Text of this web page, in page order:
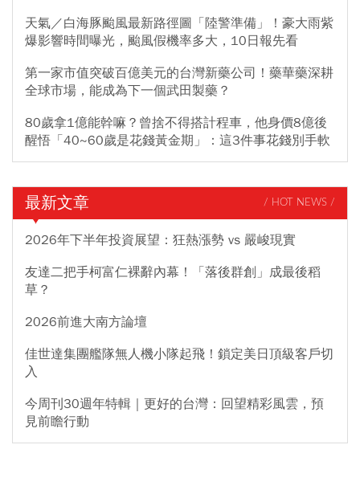
天氣／白海豚颱風最新路徑圖「陸警準備」！豪大雨紫
爆影響時間曝光，颱風假機率多大，10日報先看
第一家市值突破百億美元的台灣新藥公司！藥華藥深耕
全球市場，能成為下一個武田製藥？
80歲拿1億能幹嘛？曾捨不得搭計程車，他身價8億後
醒悟「40~60歲是花錢黃金期」：這3件事花錢別手軟
最新文章 / HOT NEWS /
2026年下半年投資展望：狂熱漲勢 vs 嚴峻現實
友達二把手柯富仁裸辭內幕！「落後群創」成最後稻
草？
2026前進大南方論壇
佳世達集團艦隊無人機小隊起飛！鎖定美日頂級客戶切
入
今周刊30週年特輯｜更好的台灣：回望精彩風雲，預
見前瞻行動